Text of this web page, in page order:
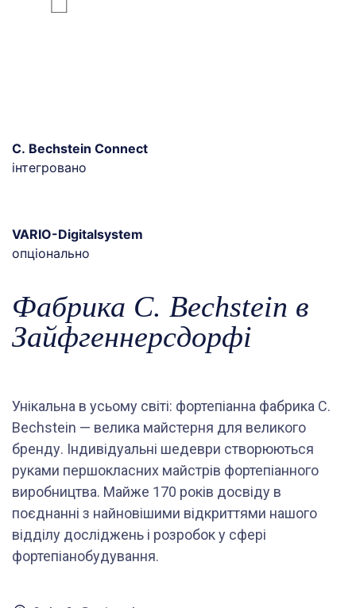
C. Bechstein Connect
інтегровано
VARIO-Digitalsystem
опціонально
Фабрика C. Bechstein в
Зайфгеннерсдорфі
Унікальна в усьому світі: фортепіанна фабрика C.
Bechstein — велика майстерня для великого
бренду. Індивідуальні шедеври створюються
руками першокласних майстрів фортепіанного
виробництва. Майже 170 років досвіду в
поєднанні з найновішими відкриттями нашого
відділу досліджень і розробок у сфері
фортепіанобудування.